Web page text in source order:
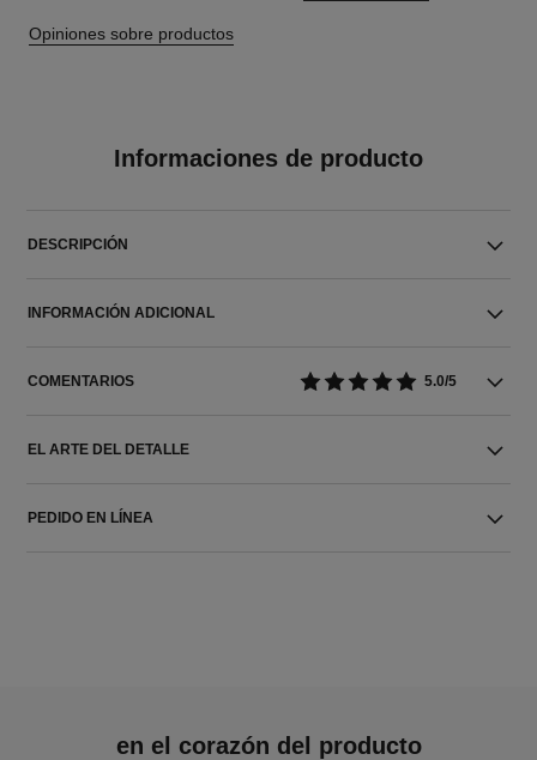
Opiniones sobre productos
Informaciones de producto
DESCRIPCIÓN
INFORMACIÓN ADICIONAL
COMENTARIOS 5.0/5
EL ARTE DEL DETALLE
PEDIDO EN LÍNEA
en el corazón del producto